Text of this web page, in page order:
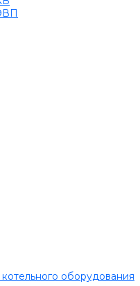
оборудования